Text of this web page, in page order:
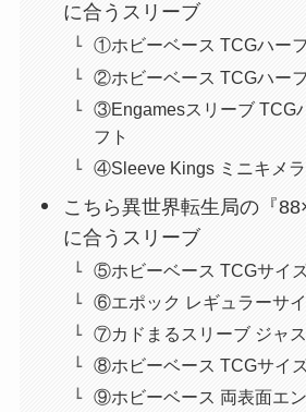
に合うスリーブ
①ホビーベース TCGハー
②ホビーベース TCGハー
③Engamesスリーブ TCG
フト
④Sleeve Kings ミニキメ
こちら異世界転生局の『
に合うスリーブ
⑤ホビーベース TCGサイ
⑥エポック レギュラーサ
⑦カドまるスリーブ ジャス
⑧ホビーベース TCGサイ
⑨ホビーベース 両表面エ